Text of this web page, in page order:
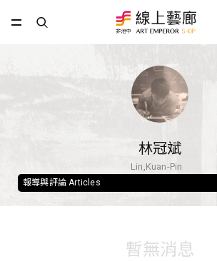
林冠斌
Lin,Kuan-Pin
報導與評論 Articles
暫無消息